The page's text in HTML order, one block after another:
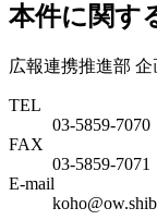
本件に関す
広報連携推進部
TEL
03-5859-7070
FAX
03-5859-7071
E-mail